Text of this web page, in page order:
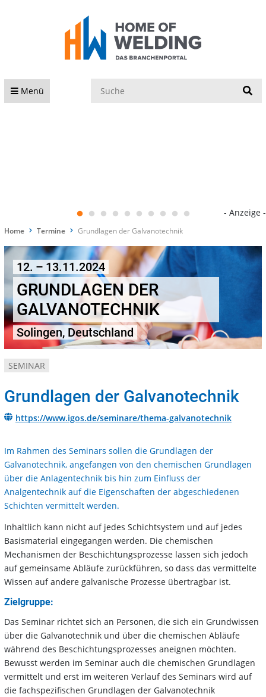
Menü
- Anzeige -
Home Termine Grundlagen der Galvanotechnik
12. – 13.11.2024
GRUNDLAGEN DER
GALVANOTECHNIK
Solingen, Deutschland
SEMINAR
Grundlagen der Galvanotechnik
https://www.igos.de/seminare/thema-galvanotechnik
Im Rahmen des Seminars sollen die Grundlagen der
Galvanotechnik, angefangen von den chemischen Grundlagen
über die Anlagentechnik bis hin zum Einfluss der
Analgentechnik auf die Eigenschaften der abgeschiedenen
Schichten vermittelt werden.
Inhaltlich kann nicht auf jedes Schichtsystem und auf jedes
Basismaterial eingegangen werden. Die chemischen
Mechanismen der Beschichtungsprozesse lassen sich jedoch
auf gemeinsame Abläufe zurückführen, so dass das vermittelte
Wissen auf andere galvanische Prozesse übertragbar ist.
Zielgruppe:
Das Seminar richtet sich an Personen, die sich ein Grundwissen
über die Galvanotechnik und über die chemischen Abläufe
während des Beschichtungsprozesses aneignen möchten.
Bewusst werden im Seminar auch die chemischen Grundlagen
vermittelt und erst im weiteren Verlauf des Seminars wird auf
die fachspezifischen Grundlagen der Galvanotechnik